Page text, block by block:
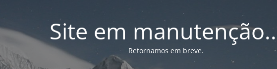
Site em
Retornamos em breve.